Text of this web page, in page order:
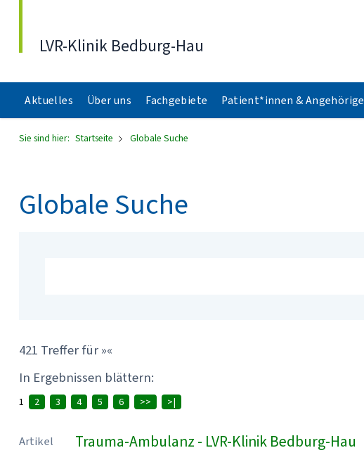
LVR-Klinik Bedburg-Hau
Aktuelles Über uns Fachgebiete Patient*innen & Angehörige
Sie sind hier: Startseite Globale Suche
Globale Suche
421 Treffer für »«
In Ergebnissen blättern:
1 2 3 4 5 6 >> >|
Artikel Trauma-Ambulanz - LVR-Klinik Bedburg-Hau